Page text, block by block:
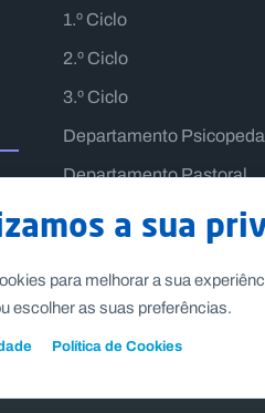
1.º Ciclo
2.º Ciclo
3.º Ciclo
Departamento
Departamento Pastoral
a sua
para melhorar a sua
escolher as suas preferências.
Política de Cookies